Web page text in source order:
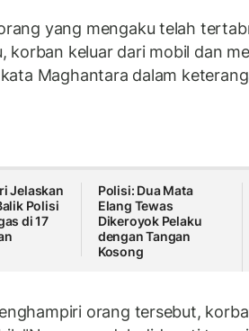
yang mengaku telah
korban keluar dari mobil dan
Maghantara dalam
Jelaskan
Polisi
di 17
Polisi: Dua Mata
Elang Tewas
Dikeroyok Pelaku
dengan Tangan
Kosong
orang tersebut,